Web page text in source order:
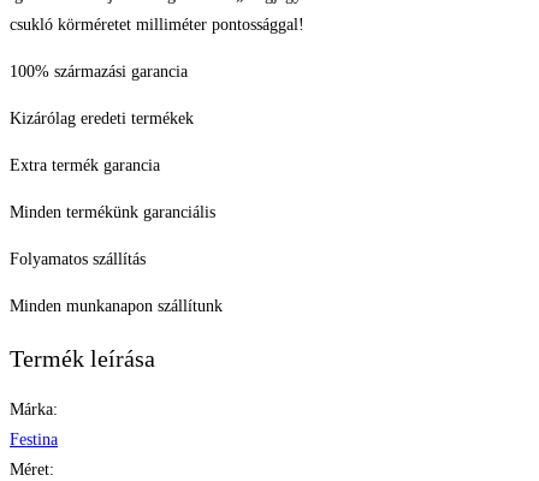
csukló körméretet milliméter pontossággal!
100% származási garancia
Kizárólag eredeti termékek
Extra termék garancia
Minden termékünk garanciális
Folyamatos szállítás
Minden munkanapon szállítunk
Termék leírása
Márka:
Festina
Méret: